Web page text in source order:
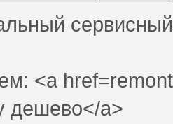
<a
дешево</a>